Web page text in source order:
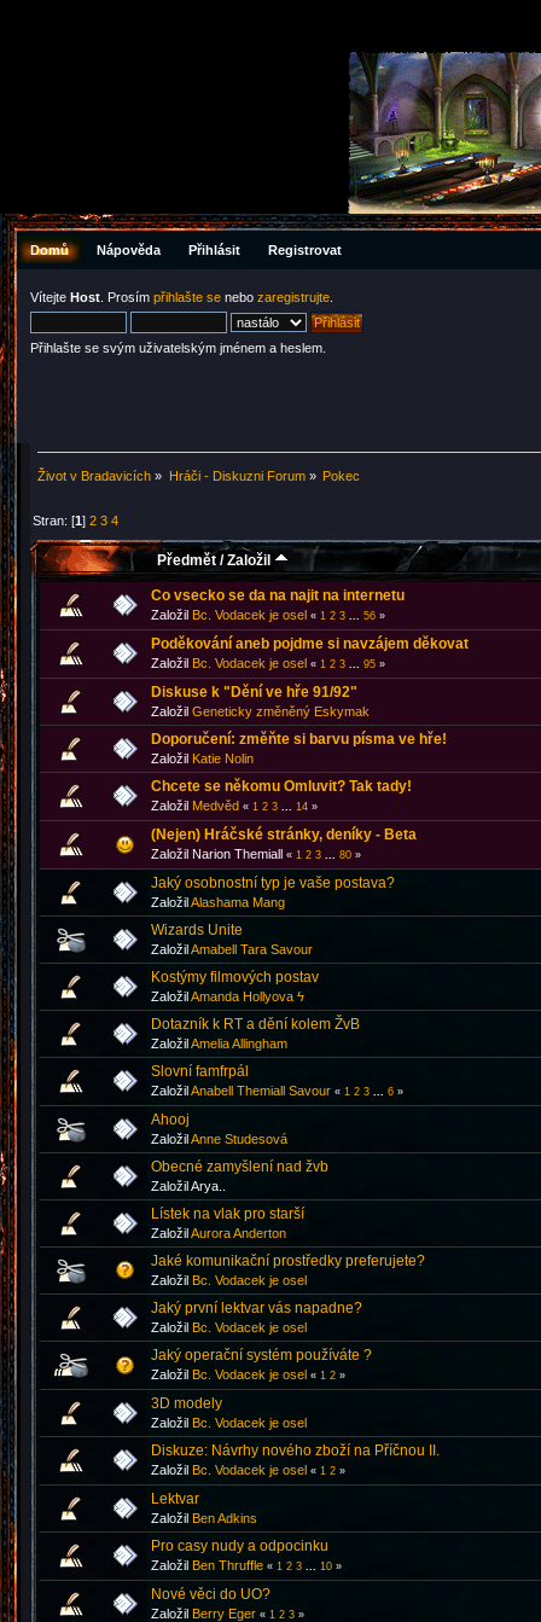
Domů Nápověda Přihlásit Registrovat
Vítejte Host . Prosím přihlašte se nebo zaregistrujte
Přihlašte se svým uživatelským jménem a heslem.
Život v Bradavicích » Hráči - Diskuzni Forum» Pokec
Stran: [1]2 3 4
Předmět /Založil
Co vsecko se da na najit na internetu
Založil Bc. Vodacek je osel « 1 2 3 56 »
Poděkování aneb pojdme si navzájem děkovat
Založil Bc. Vodacek je osel « 1 2 3 95 »
Diskuse k "Dění ve hře 91/92"
Založil Geneticky změněný Eskymak
Doporučení: změňte si barvu písma ve hře!
Založil Katie Nolin
Chcete se někomu Omluvit? Tak tady!
Založil Medvěd « 1 2 3 14 »
(Nejen) Hráčské stránky, deníky - Beta
Založil Narion Themiall « 1 2 3 80 »
Jaký osobnostní typ je vaše postava?
ZaložilAlashama Mang
Wizards Unite
ZaložilAmabell Tara Savour
Kostýmy filmových postav
ZaložilAmanda Hollyova ϟ
Dotazník k RT a dění kolem ŽvB
ZaložilAmelia Allingham
Slovní famfrpál
ZaložilAnabell Themiall Savour « 1 2 3 6 »
Ahooj
ZaložilAnne Studesová
Obecné zamyšlení nad žvb
Založil Arya..
Lístek na vlak pro starší
ZaložilAurora Anderton
Jaké komunikační prostředky preferujete?
Založil Bc. Vodacek je osel
Jaký první lektvar vás napadne?
Založil Bc. Vodacek je osel
Jaký operační systém používáte ?
Založil Bc. Vodacek je osel « 1 2 »
3D modely
Založil Bc. Vodacek je osel
Diskuze: Návrhy nového zboží na Příčnou II.
Založil Bc. Vodacek je osel « 1 2 »
Lektvar
Založil Ben Adkins
Pro casy nudy a odpocinku
Založil Ben Thruffle « 1 2 3 10 »
Nové věci do UO?
Založil Berry Eger « 1 2 3 »